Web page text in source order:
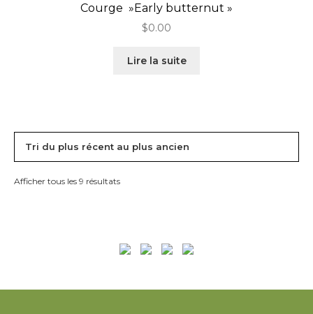
Courge »Early butternut »
$0.00
Lire la suite
Afficher tous les 9 résultats